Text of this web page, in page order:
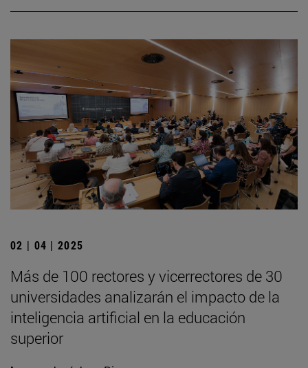
02 | 04 | 2025
Más de 100 rectores y vicerrectores de 30
universidades analizarán el impacto de la
inteligencia artificial en la educación
superior